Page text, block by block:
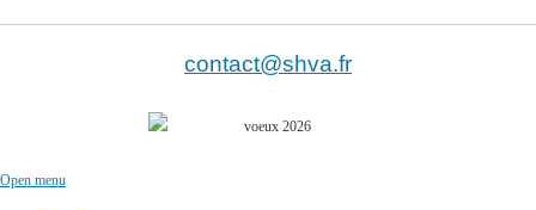
contact@shva.fr
Open menu